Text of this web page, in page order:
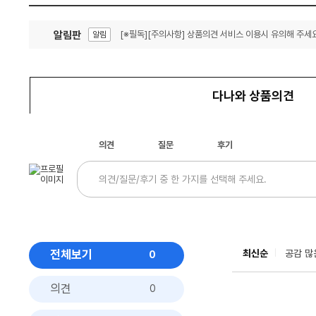
알림판 알림 [※필독][주의사항] 상품의견 서비스 이용시 유의해 주세
다나와 상품의견
의견 질문 후기
전체보기 0
의견 0
최신순 공감 많